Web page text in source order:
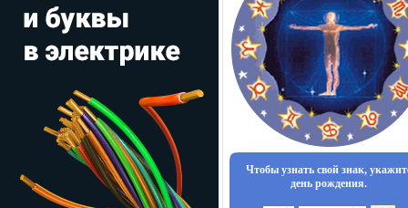
Чтобы узнать свой знак,
день рождения.